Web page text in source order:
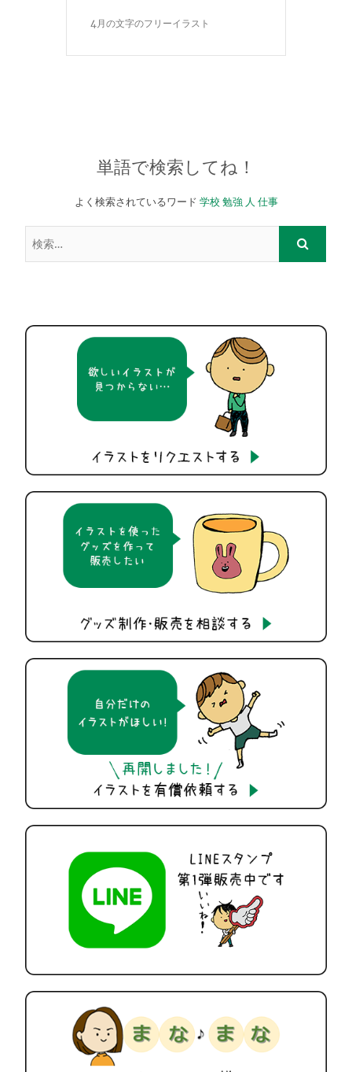
4月の文字のフリーイラスト
単語で検索してね！
よく検索されているワード 学校 勉強 人 仕事